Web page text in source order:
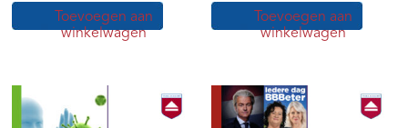
Toevoegen aan
winkelwagen
Toevoegen aan
winkelwagen